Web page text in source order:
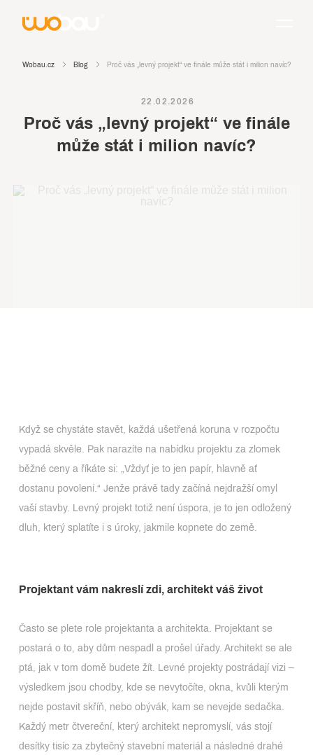
Wobau.cz Blog Proč vás „levný projekt“ ve finále může stát i milion navíc?
22.02.2026
Proč vás „levný projekt“ ve finále
může stát i milion navíc?
Když se chystáte stavět, každá ušetřená koruna v rozpočtu
vypadá skvěle. Pak narazíte na nabídku projektu za zlomek
běžné ceny a říkáte si: „Vždyť je to jen papír, hlavně ať
dostanu povolení.“ Jenže právě tady začíná nejdražší omyl
vaší stavby. Levný projekt totiž není úspora, je to jen odložený
dluh, který splatíte i s úroky, jakmile kopnete do země.
Projektant vám nakreslí zdi, architekt váš život
Často se plete role projektanta a architekta. Projektant se
postará o to, aby dům nespadl a prošel úřady. Architekt se ale
ptá, jak v tom domě budete žít. Levné projekty postrádají vizi –
výsledkem jsou chodby, kde se nevytočíte, okna, kvůli kterým
nejde postavit skříň, nebo obývák, kam se nevejde sedačka.
Každý metr čtvereční, který architekt nepromyslí, vás stojí
desítky tisíc za zbytečný stavební materiál a následné drahé